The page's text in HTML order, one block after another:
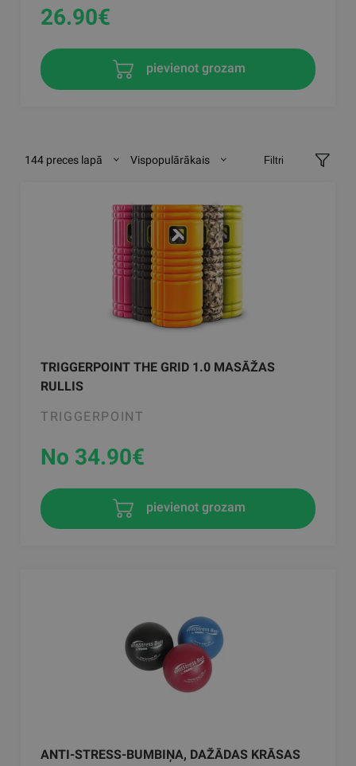
26.90€
pievienot grozam
144 preces lapā Vispopulārākais Filtri
TRIGGERPOINT THE GRID 1.0 MASĀŽAS
RULLIS
TRIGGERPOINT
No 34.90€
pievienot grozam
ANTI-STRESS-BUMBIŅA, DAŽĀDAS KRĀSAS